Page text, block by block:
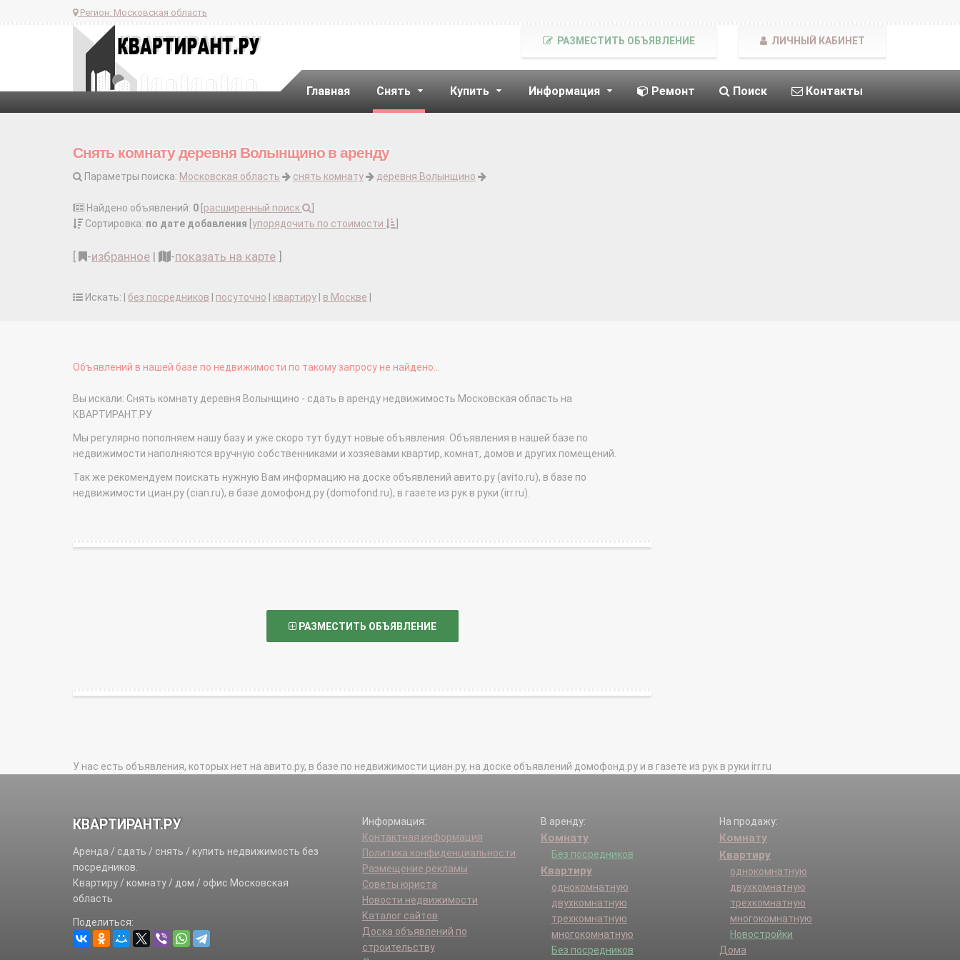
Регион: Московская область
Главная Снять Купить Информация Ремонт Поиск Контакты
РАЗМЕСТИТЬ ОБЪЯВЛЕНИЕ ЛИЧНЫЙ КАБИНЕТ
Снять комнату деревня Волынщино в аренду
Параметры поиска: Московская область снять комнату деревня Волынщино
Найдено объявлений: 0 расширенный поиск
Сортировка: по дате добавления упорядочить по стоимости
-избранное | -показать на карте
Искать: | без посредников посуточно квартиру в Москве
Объявлений в нашей базе по недвижимости по такому запросу не найдено...
Вы искали: Снять комнату деревня Волынщино - сдать в аренду недвижимость Московская область на
КВАРТИРАНТ.РУ
Мы регулярно пополняем нашу базу и уже скоро тут будут новые объявления. Объявления в нашей базе по
недвижимости наполняются вручную собственниками и хозяевами квартир, комнат, домов и других помещений.
Так же рекомендуем поискать нужную Вам информацию на доске объявлений авито.ру (avito.ru), в базе по
недвижимости циан.ру (cian.ru), в базе домофонд.ру (domofond.ru), в газете из рук в руки (irr.ru).
РАЗМЕСТИТЬ ОБЪЯВЛЕНИЕ
У нас есть объявления, которых нет на авито.ру, в базе по недвижимости циан.ру, на доске объявлений домофонд.ру и в газете из рук в руки irr.ru
КВАРТИРАНТ.РУ
Аренда / сдать / снять / купить недвижимость без
посредников.
Квартиру / комнату / дом / офис Московская
область
Поделиться:
Информация:
Контактная информация
Политика конфиденциальности
Размещение рекламы
Советы юриста
Новости недвижимости
Каталог сайтов
Доска объявлений по
строительству
В аренду:
Комнату
Без посредников
Квартиру
однокомнатную
двухкомнатную
трехкомнатную
многокомнатную
Без посредников
На продажу:
Комнату
Квартиру
однокомнатную
двухкомнатную
трехкомнатную
многокомнатную
Новостройки
Дома